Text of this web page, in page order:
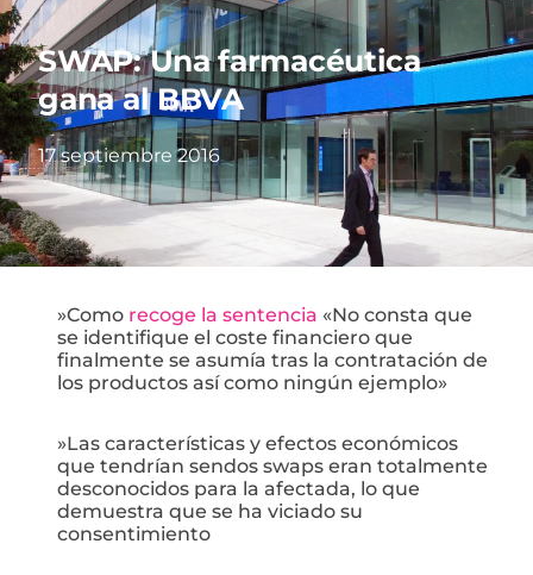
SWAP: Una farmacéutica
gana al BBVA
17 septiembre 2016
»Como recoge la sentencia «No consta que
se identifique el coste financiero que
finalmente se asumía tras la contratación de
los productos así como ningún ejemplo»
»Las características y efectos económicos
que tendrían sendos swaps eran totalmente
desconocidos para la afectada, lo que
demuestra que se ha viciado su
consentimiento